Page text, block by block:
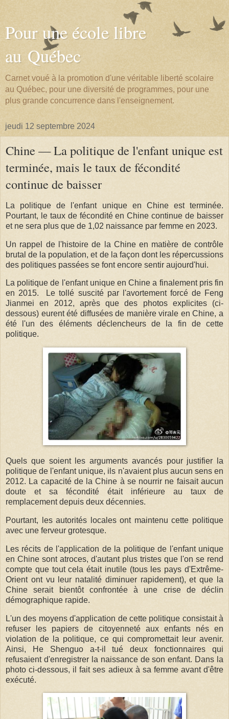
Pour une école libre
au Québec
Carnet voué à la promotion d'une véritable liberté scolaire
au Québec, pour une diversité de programmes, pour une
plus grande concurrence dans l'enseignement.
jeudi 12 septembre 2024
Chine — La politique de l'enfant unique est
terminée, mais le taux de fécondité
continue de baisser
La politique de l'enfant unique en Chine est terminée.
Pourtant, le taux de fécondité en Chine continue de baisser
et ne sera plus que de 1,02 naissance par femme en 2023.
Un rappel de l'histoire de la Chine en matière de contrôle
brutal de la population, et de la façon dont les répercussions
des politiques passées se font encore sentir aujourd'hui.
La politique de l'enfant unique en Chine a finalement pris fin
en 2015. Le tollé suscité par l'avortement forcé de Feng
Jianmei en 2012, après que des photos explicites (ci-
dessous) eurent été diffusées de manière virale en Chine, a
été l'un des éléments déclencheurs de la fin de cette
politique.
Quels que soient les arguments avancés pour justifier la
politique de l'enfant unique, ils n'avaient plus aucun sens en
2012. La capacité de la Chine à se nourrir ne faisait aucun
doute et sa fécondité était inférieure au taux de
remplacement depuis deux décennies.
Pourtant, les autorités locales ont maintenu cette politique
avec une ferveur grotesque.
Les récits de l'application de la politique de l'enfant unique
en Chine sont atroces, d'autant plus tristes que l'on se rend
compte que tout cela était inutile (tous les pays d'Extrême-
Orient ont vu leur natalité diminuer rapidement), et que la
Chine serait bientôt confrontée à une crise de déclin
démographique rapide.
L'un des moyens d'application de cette politique consistait à
refuser les papiers de citoyenneté aux enfants nés en
violation de la politique, ce qui compromettait leur avenir.
Ainsi, He Shenguo a-t-il tué deux fonctionnaires qui
refusaient d'enregistrer la naissance de son enfant. Dans la
photo ci-dessous, il fait ses adieux à sa femme avant d'être
exécuté.